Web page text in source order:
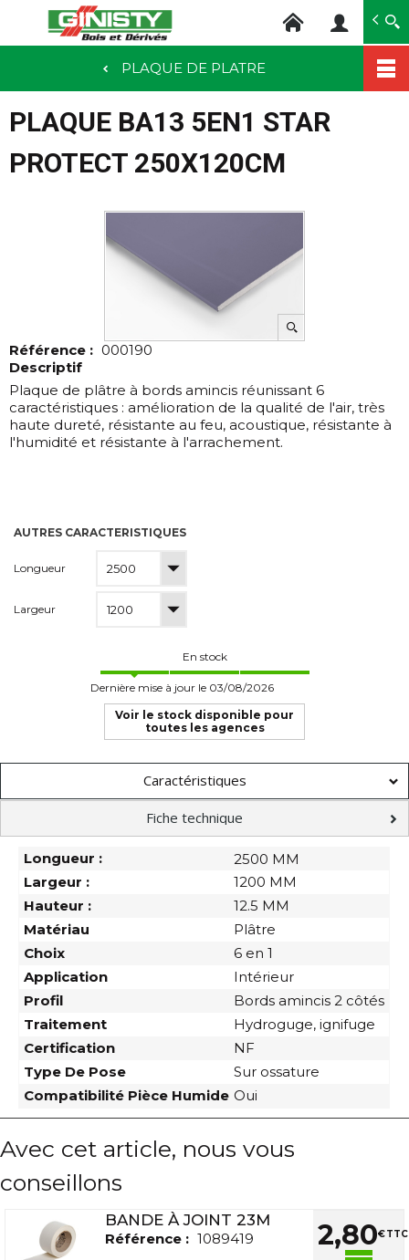
au
contenu
PLAQUE DE PLATRE
PLAQUE BA13 5EN1 STAR
PROTECT 250X120CM
Référence : 000190
Descriptif
Plaque de plâtre à bords amincis réunissant 6
caractéristiques : amélioration de la qualité de l'air, très
haute dureté, résistante au feu, acoustique, résistante à
l'humidité et résistante à l'arrachement.
AUTRES CARACTERISTIQUES
Longueur
Largeur
En stock
Dernière mise à jour le 03/08/2026
Voir le stock disponible pour
toutes les agences
Caractéristiques
Fiche technique
Longueur :
2500 MM
Largeur :
1200 MM
Hauteur :
12.5 MM
Matériau
Plâtre
Choix
6 en 1
Application
Intérieur
Profil
Bords amincis 2 côtés
Traitement
Hydroguge, ignifuge
Certification
NF
Type De Pose
Sur ossature
Compatibilité Pièce Humide Oui
Avec cet article, nous vous
conseillons
BANDE À JOINT 23M
Référence : 1089419 2,80€